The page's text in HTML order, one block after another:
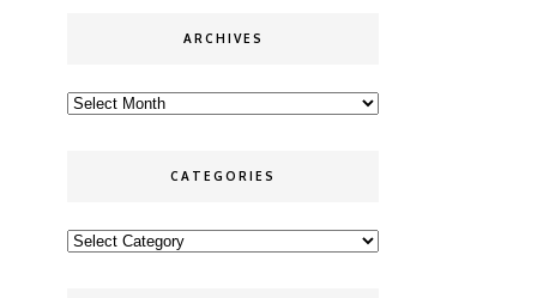
ARCHIVES
Archives
CATEGORIES
Categories